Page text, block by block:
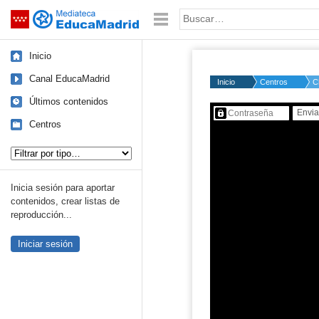
Saltar navegación Palabra o frase:
Inicio
Canal EducaMadrid
Últimos contenidos
Centros
Inicia sesión para aportar
contenidos, crear listas de
reproducción...
Iniciar sesión
Inicio Centros
Contenido protegido…